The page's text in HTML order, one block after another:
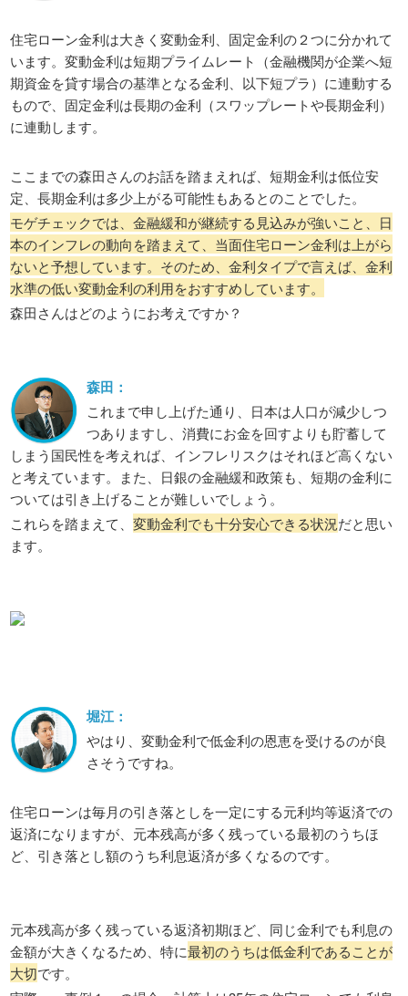
住宅ローン金利は大きく変動金利、固定金利の２つに分かれて
います。変動金利は短期プライムレート（金融機関が企業へ短
期資金を貸す場合の基準となる金利、以下短プラ）に連動する
もので、固定金利は長期の金利（スワップレートや長期金利）
に連動します。
ここまでの森田さんのお話を踏まえれば、短期金利は低位安
定、長期金利は多少上がる可能性もあるとのことでした。
モゲチェックでは、金融緩和が継続する見込みが強いこと、日
本のインフレの動向を踏まえて、当面住宅ローン金利は上がら
ないと予想しています。そのため、金利タイプで言えば、金利
水準の低い変動金利の利用をおすすめしています。
森田さんはどのようにお考えですか？
森田：
これまで申し上げた通り、日本は人口が減少しつ
つありますし、消費にお金を回すよりも貯蓄して
しまう国民性を考えれば、インフレリスクはそれほど高くない
と考えています。また、日銀の金融緩和政策も、短期の金利に
ついては引き上げることが難しいでしょう。
これらを踏まえて、 変動金利でも十分安心できる状況だと思い
ます。
堀江：
やはり、変動金利で低金利の恩恵を受けるのが良
さそうですね。
住宅ローンは毎月の引き落としを一定にする元利均等返済での
返済になりますが、元本残高が多く残っている最初のうちほ
ど、引き落とし額のうち利息返済が多くなるのです。
元本残高が多く残っている返済初期ほど、同じ金利でも利息の
金額が大きくなるため、特に最初のうちは低金利であることが
大切です。